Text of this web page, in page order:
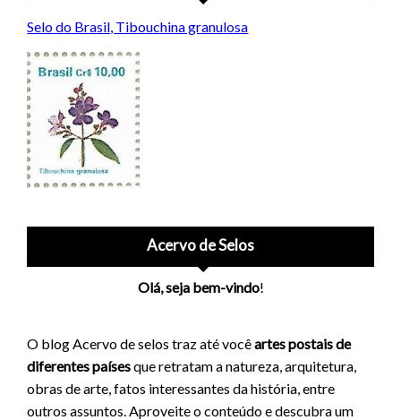
Selo do Brasil, Tibouchina granulosa
Acervo de Selos
Olá, seja bem-vindo!
O blog Acervo de selos traz até vocêartes postais de
diferentes paísesque retratam a natureza, arquitetura,
obras de arte, fatos interessantes da história, entre
outros assuntos. Aproveite o conteúdo e descubra um